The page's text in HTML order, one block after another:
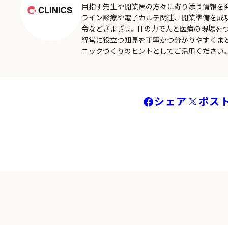
目指す先生や開業医の方々に寄り添う情報
ライン診療や電子カルテ関連、開業準備を
令などさまざま。ITの力で人と医療の現場を
経営に役立つ知見を丁寧かつ分かりやすくま
ニックづくりのヒントとしてご活用ください
シェア ポス